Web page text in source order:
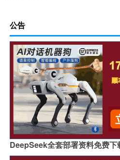
公告
DeepSeek全套部署资料免费下